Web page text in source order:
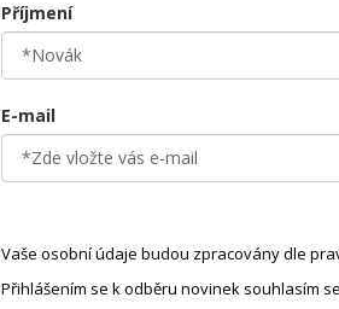
Příjmení
E-mail
Vaše osobní údaje budou zpracovány dle
Přihlášením se k odběru novinek souhlasím